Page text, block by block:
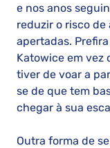
e nos anos
reduzir o risco de
apertadas.
Katowice em vez
tiver de voar a
se de que tem
chegar à sua
Outra forma de